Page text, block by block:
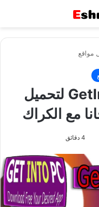
مواقع
شرح موقع GetIntoPC لتحميل
مع الكراك